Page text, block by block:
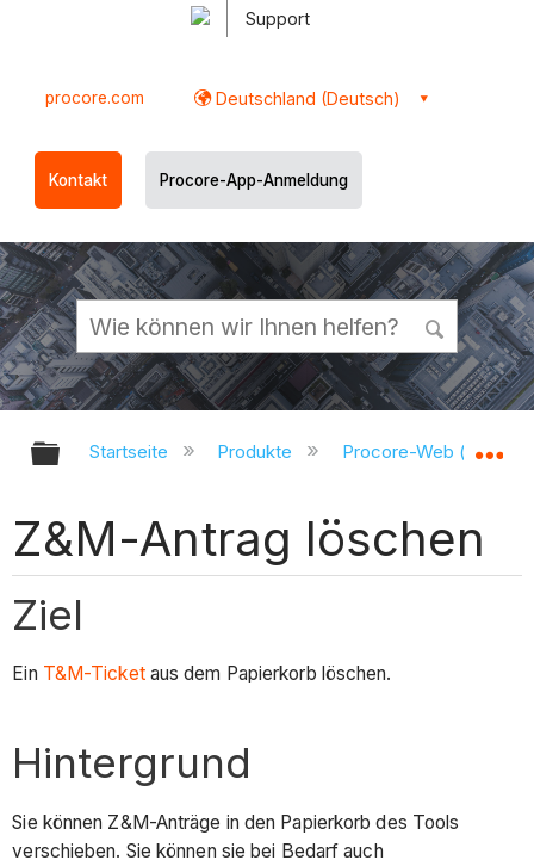
Support
procore.com Deutschland (Deutsch)
Kontakt Procore-App-Anmeldung
Globale Hierarchie auf- und
Startseite Produkte Procore-Web
Z&M-Antrag löschen
Ziel
Ein T&M-Ticketaus dem Papierkorb löschen.
Hintergrund
Sie können Z&M-Anträge in den Papierkorb des Tools
verschieben. Sie können sie bei Bedarf auch